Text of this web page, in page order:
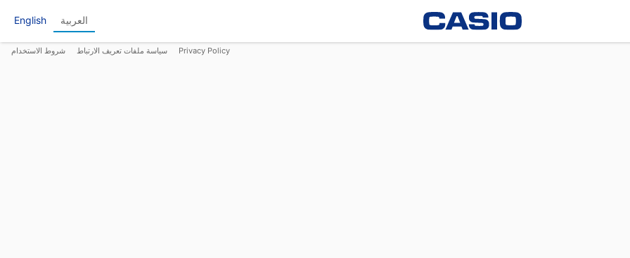
العربية English
Privacy Policy سياسة ملفات تعريف الارتباط شروط الاستخدام